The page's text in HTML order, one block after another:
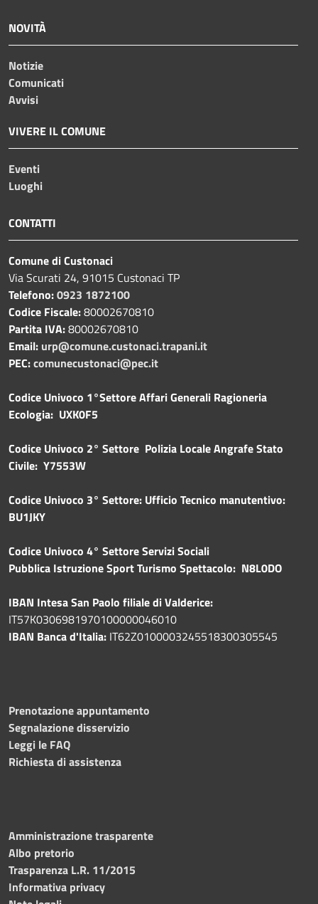
NOVITÀ
Notizie
Comunicati
Avvisi
VIVERE IL COMUNE
Eventi
Luoghi
CONTATTI
Comune di Custonaci
Via Scurati 24, 91015 Custonaci TP
Telefono:0923 1872100
Codice Fiscale:80002670810
Partita IVA:80002670810
Email: urp@comune.custonaci.trapani.it
PEC:comunecustonaci@pec.it
Codice Univoco 1°Settore Affari Generali Ragioneria
Ecologia: UXK0F5
Codice Univoco 2° Settore Polizia Locale Angrafe Stato
Civile: Y7553W
Codice Univoco 3° Settore: Ufficio Tecnico manutentivo:
BU1JKY
Codice Univoco 4° Settore Servizi Sociali
Pubblica Istruzione Sport Turismo Spettacolo: N8L0DO
IBAN Intesa San Paolo filiale di Valderice:
IT57K0306981970100000046010
IBAN Banca d'Italia: IT62Z0100003245518300305545
Prenotazione appuntamento
Segnalazione disservizio
Leggi le FAQ
Richiesta di assistenza
Amministrazione trasparente
Albo pretorio
Trasparenza L.R. 11/2015
Informativa privacy